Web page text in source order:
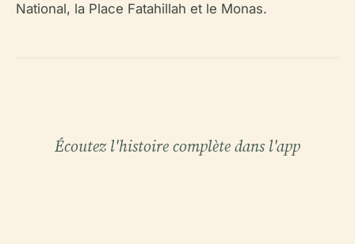
National, la Place Fatahillah et le Monas.
Écoutez l'histoire complète dans l'app